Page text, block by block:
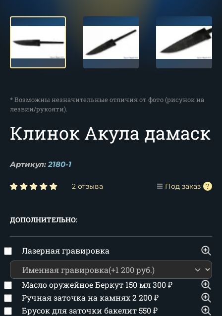
* Возможны незначительные отличия от фото (рисунок на
лезвии/рукояти).
Клинок Акула дамаск
Артикул: 2180-1
2 отзыва Под заказ
ДОПОЛНИТЕЛЬНО:
Лазерная гравировка
Масло оружейное Беркут 150 мл300₽
Ручная заточка на камнях2 200₽
Брусок для заточки бакелит550₽